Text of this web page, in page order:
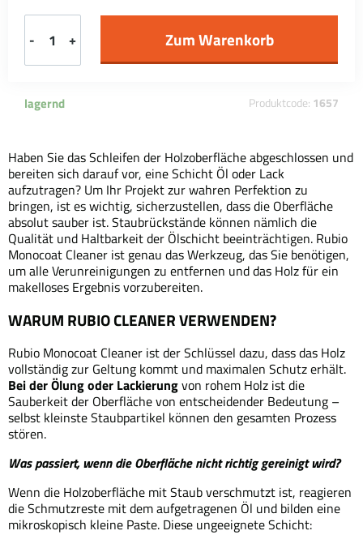
- +
lagernd Produktcode: 1657
Haben Sie das Schleifen der Holzoberfläche abgeschlossen und
bereiten sich darauf vor, eine Schicht Öl oder Lack
aufzutragen? Um Ihr Projekt zur wahren Perfektion zu
bringen, ist es wichtig, sicherzustellen, dass die Oberfläche
absolut sauber ist. Staubrückstände können nämlich die
Qualität und Haltbarkeit der Ölschicht beeinträchtigen. Rubio
Monocoat Cleaner ist genau das Werkzeug, das Sie benötigen,
um alle Verunreinigungen zu entfernen und das Holz für ein
makelloses Ergebnis vorzubereiten.
WARUM RUBIO CLEANER VERWENDEN?
Rubio Monocoat Cleaner ist der Schlüssel dazu, dass das Holz
vollständig zur Geltung kommt und maximalen Schutz erhält.
Bei der Ölung oder Lackierungvon rohem Holz ist die
Sauberkeit der Oberfläche von entscheidender Bedeutung –
selbst kleinste Staubpartikel können den gesamten Prozess
stören.
Was passiert, wenn die Oberfläche nicht richtig gereinigt wird?
Wenn die Holzoberfläche mit Staub verschmutzt ist, reagieren
die Schmutzreste mit dem aufgetragenen Öl und bilden eine
mikroskopisch kleine Paste. Diese ungeeignete Schicht: